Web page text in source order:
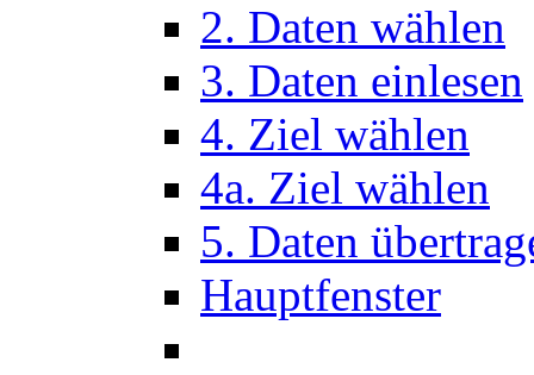
2. Daten wählen
3. Daten einlesen
4. Ziel wählen
4a. Ziel wählen
5. Daten
Hauptfenster